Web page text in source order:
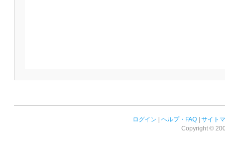
ログイン ヘルプ・FAQ
サイト
Copyright ©